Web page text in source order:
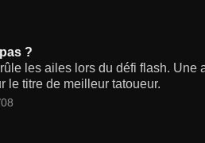
?
les ailes lors du défi flash.
le titre de meilleur tatoueur.